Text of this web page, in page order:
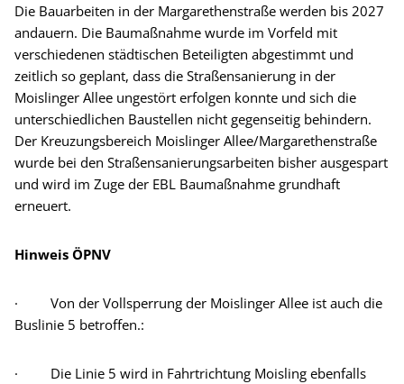
Die Bauarbeiten in der Margarethenstraße werden bis 2027
andauern. Die Baumaßnahme wurde im Vorfeld mit
verschiedenen städtischen Beteiligten abgestimmt und
zeitlich so geplant, dass die Straßensanierung in der
Moislinger Allee ungestört erfolgen konnte und sich die
unterschiedlichen Baustellen nicht gegenseitig behindern.
Der Kreuzungsbereich Moislinger Allee/Margarethenstraße
wurde bei den Straßensanierungsarbeiten bisher ausgespart
und wird im Zuge der EBL Baumaßnahme grundhaft
erneuert.
Hinweis ÖPNV
· Von der Vollsperrung der Moislinger Allee ist auch die
Buslinie 5 betroffen.:
· Die Linie 5 wird in Fahrtrichtung Moisling ebenfalls